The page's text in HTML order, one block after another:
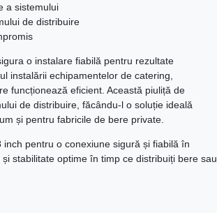
a sistemului
de distribuire
o instalare fiabilă pentru rezultate
instalării echipamentelor de catering,
funcționează eficient. Această piuliță de
de distribuire, făcându-l o soluție ideală
și pentru fabricile de bere private.
pentru o conexiune sigură și fiabilă în
stabilitate optime în timp ce distribuiți bere sau